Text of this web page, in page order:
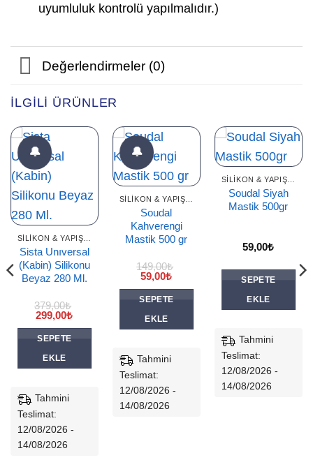
uyumluluk kontrolü yapılmalıdır.)
Değerlendirmeler (0)
İLGILI ÜRÜNLER
🔔
Sista Unıversal
(Kabin) Silikonu
Beyaz 280 Ml.
379,00₺
Orijinal
fiyat:
379,00₺.
299,00₺Şu
SEPETE
EKLE
Tahmini
Teslimat:
12/08/2026 -
14/08/2026
🔔
Soudal
Kahverengi
Mastik 500 gr
149,00₺
Orijinal
fiyat:
149,00₺.
59,00₺Şu
fiyat:
59,00₺.
SEPETE
EKLE
Tahmini
Teslimat:
12/08/2026 -
14/08/2026
Soudal Siyah
Mastik 500gr
59,00₺
SEPETE
EKLE
Tahmini
Teslimat:
12/08/2026 -
14/08/2026